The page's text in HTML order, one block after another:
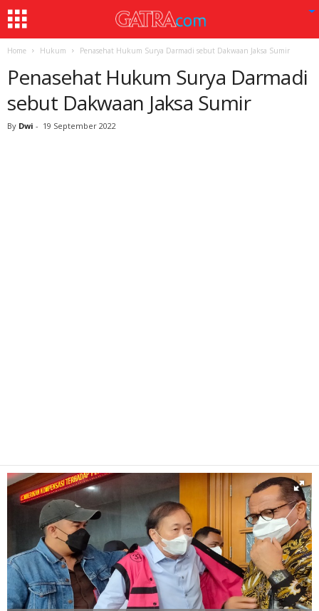
Home Hukum Penasehat Hukum Surya Darmadi sebut Dakwaan Jaksa Sumir
Penasehat Hukum Surya Darmadi
sebut Dakwaan Jaksa Sumir
By Dwi - 19 September 2022